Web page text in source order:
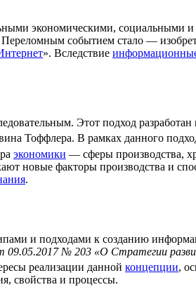
экономическими, социальными и
Переломным событием стало —
». Вследствие
Этот подход разработан
Тоффлера. В рамках данного
экономики — сферы производства,
новые факторы производства и
.
и подходами к созданию
09.05.2017 № 203 «О Стратегии
реализации данной концепции,
свойства и процессы.